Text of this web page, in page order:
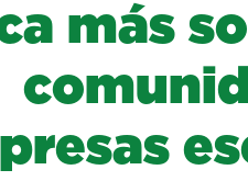
a más so
comunid
presas es